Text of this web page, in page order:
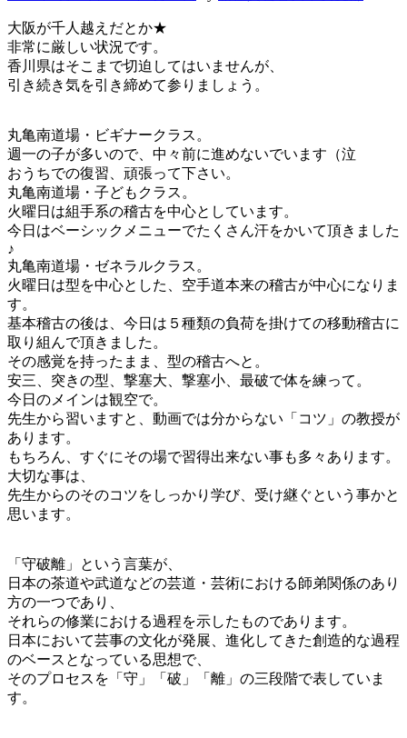
大阪が千人越えだとか★
非常に厳しい状況です。
香川県はそこまで切迫してはいませんが、
引き続き気を引き締めて参りましょう。
丸亀南道場・ビギナークラス。
週一の子が多いので、中々前に進めないでいます（泣
おうちでの復習、頑張って下さい。
丸亀南道場・子どもクラス。
火曜日は組手系の稽古を中心としています。
今日はベーシックメニューでたくさん汗をかいて頂きました
♪
丸亀南道場・ゼネラルクラス。
火曜日は型を中心とした、空手道本来の稽古が中心になりま
す。
基本稽古の後は、今日は５種類の負荷を掛けての移動稽古に
取り組んで頂きました。
その感覚を持ったまま、型の稽古へと。
安三、突きの型、撃塞大、撃塞小、最破で体を練って。
今日のメインは観空で。
先生から習いますと、動画では分からない「コツ」の教授が
あります。
もちろん、すぐにその場で習得出来ない事も多々あります。
大切な事は、
先生からのそのコツをしっかり学び、受け継ぐという事かと
思います。
「守破離」という言葉が、
日本の茶道や武道などの芸道・芸術における師弟関係のあり
方の一つであり、
それらの修業における過程を示したものであります。
日本において芸事の文化が発展、進化してきた創造的な過程
のベースとなっている思想で、
そのプロセスを「守」「破」「離」の三段階で表していま
す。